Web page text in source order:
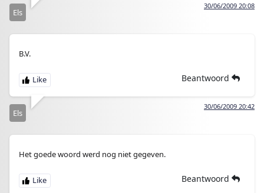
30/06/2009 20:08
Els
B.V.
Beantwoord
30/06/2009 20:42
Els
Het goede woord werd nog niet gegeven.
Beantwoord